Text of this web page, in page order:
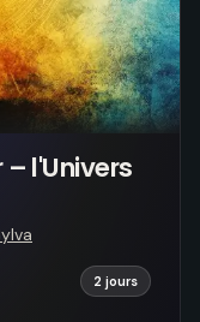
– l'Univers
2 jours